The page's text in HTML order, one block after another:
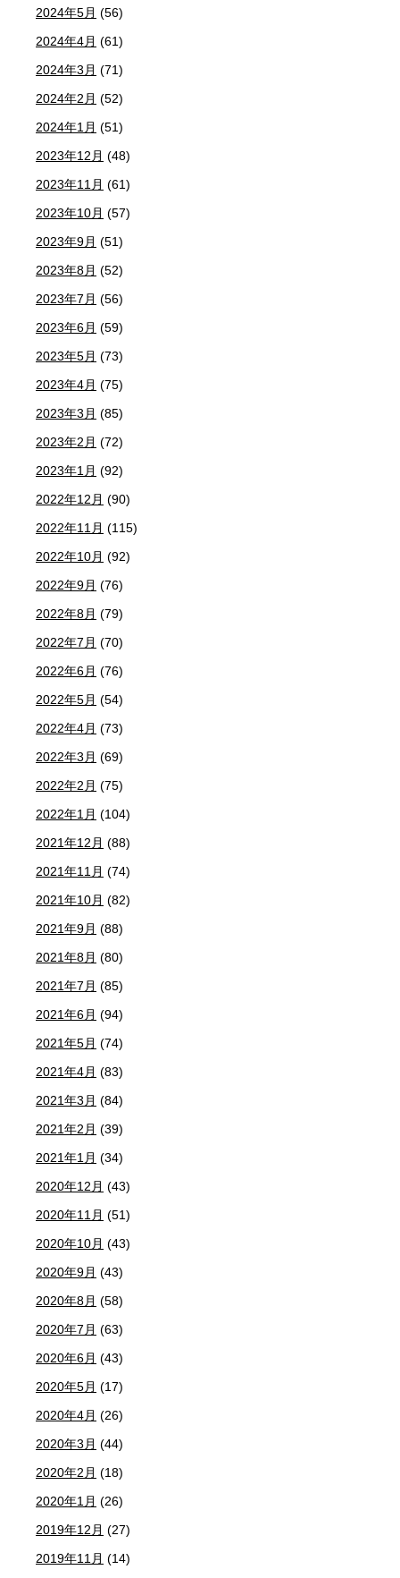
2024年5月 (56)
2024年4月 (61)
2024年3月 (71)
2024年2月 (52)
2024年1月 (51)
2023年12月 (48)
2023年11月 (61)
2023年10月 (57)
2023年9月 (51)
2023年8月 (52)
2023年7月 (56)
2023年6月 (59)
2023年5月 (73)
2023年4月 (75)
2023年3月 (85)
2023年2月 (72)
2023年1月 (92)
2022年12月 (90)
2022年11月 (115)
2022年10月 (92)
2022年9月 (76)
2022年8月 (79)
2022年7月 (70)
2022年6月 (76)
2022年5月 (54)
2022年4月 (73)
2022年3月 (69)
2022年2月 (75)
2022年1月 (104)
2021年12月 (88)
2021年11月 (74)
2021年10月 (82)
2021年9月 (88)
2021年8月 (80)
2021年7月 (85)
2021年6月 (94)
2021年5月 (74)
2021年4月 (83)
2021年3月 (84)
2021年2月 (39)
2021年1月 (34)
2020年12月 (43)
2020年11月 (51)
2020年10月 (43)
2020年9月 (43)
2020年8月 (58)
2020年7月 (63)
2020年6月 (43)
2020年5月 (17)
2020年4月 (26)
2020年3月 (44)
2020年2月 (18)
2020年1月 (26)
2019年12月 (27)
2019年11月 (14)